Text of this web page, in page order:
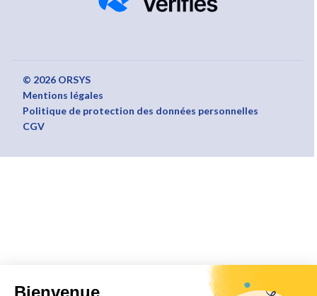
Bienvenue
© 2026 ORSYS
Mentions légales
Politique de protection des données personnelles
CGV